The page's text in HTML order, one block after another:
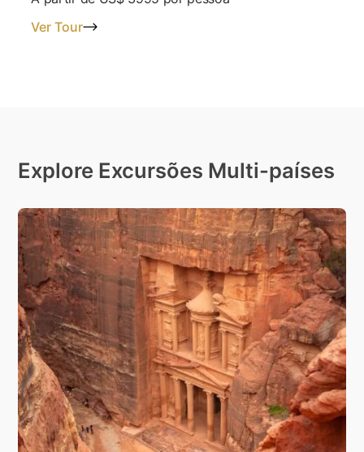
Ver Tour
Explore Excursões Multi-países